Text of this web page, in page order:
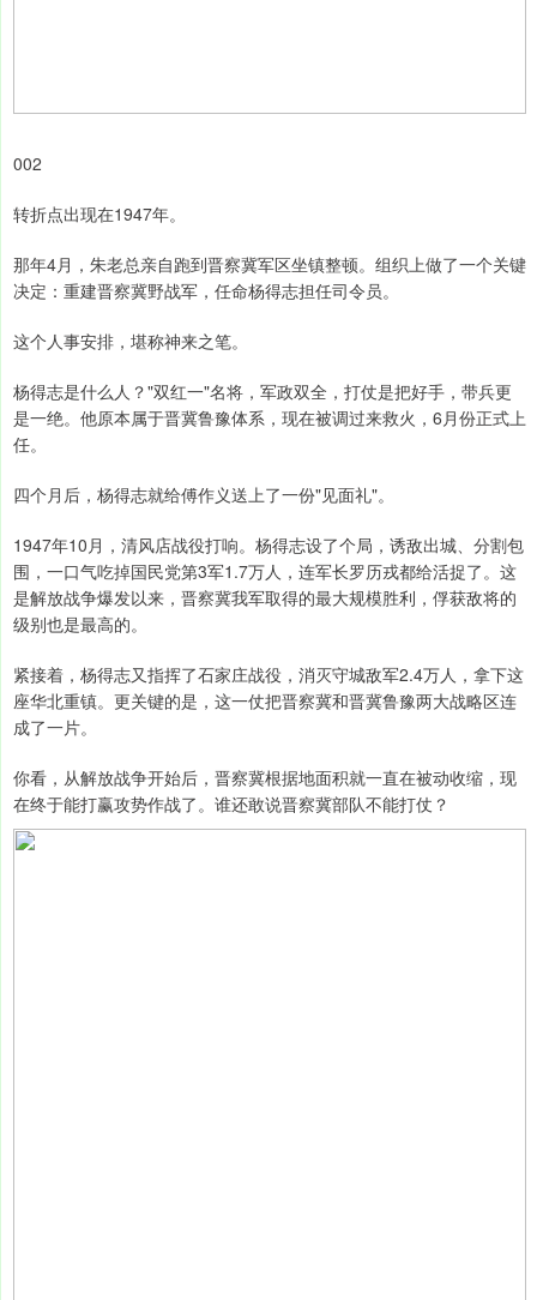
002
转折点出现在1947年。
那年4月，朱老总亲自跑到晋察冀军区坐镇整顿。组织上做了一个关键
决定：重建晋察冀野战军，任命杨得志担任司令员。
这个人事安排，堪称神来之笔。
杨得志是什么人？"双红一"名将，军政双全，打仗是把好手，带兵更
是一绝。他原本属于晋冀鲁豫体系，现在被调过来救火，6月份正式上
任。
四个月后，杨得志就给傅作义送上了一份"见面礼"。
1947年10月，清风店战役打响。杨得志设了个局，诱敌出城、分割包
围，一口气吃掉国民党第3军1.7万人，连军长罗历戎都给活捉了。这
是解放战争爆发以来，晋察冀我军取得的最大规模胜利，俘获敌将的
级别也是最高的。
紧接着，杨得志又指挥了石家庄战役，消灭守城敌军2.4万人，拿下这
座华北重镇。更关键的是，这一仗把晋察冀和晋冀鲁豫两大战略区连
成了一片。
你看，从解放战争开始后，晋察冀根据地面积就一直在被动收缩，现
在终于能打赢攻势作战了。谁还敢说晋察冀部队不能打仗？